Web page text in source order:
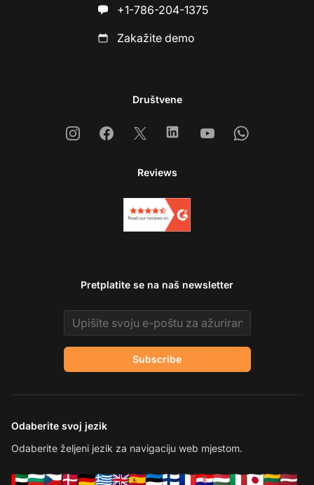
+1-786-204-1375
Zakažite demo
Društvene
InstagramFacebook
X LinkedinYoutubeWhatsapp
Reviews
Pretplatite se na naš newsletter
Email address
Subscribe
Odaberite svoj jezik
Odaberite željeni jezik za navigaciju web mjestom.